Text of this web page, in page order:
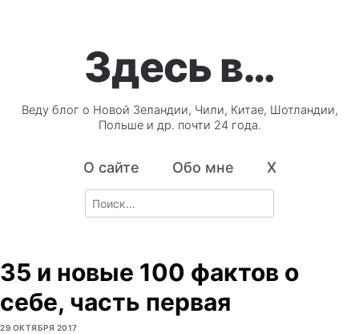
Здесь в…
Веду блог о Новой Зеландии, Чили, Китае, Шотландии,
Польше и др. почти 24 года.
О сайте Обо мне X
Search
for:
35 и новые 100 фактов о
себе, часть первая
29 ОКТЯБРЯ 2017